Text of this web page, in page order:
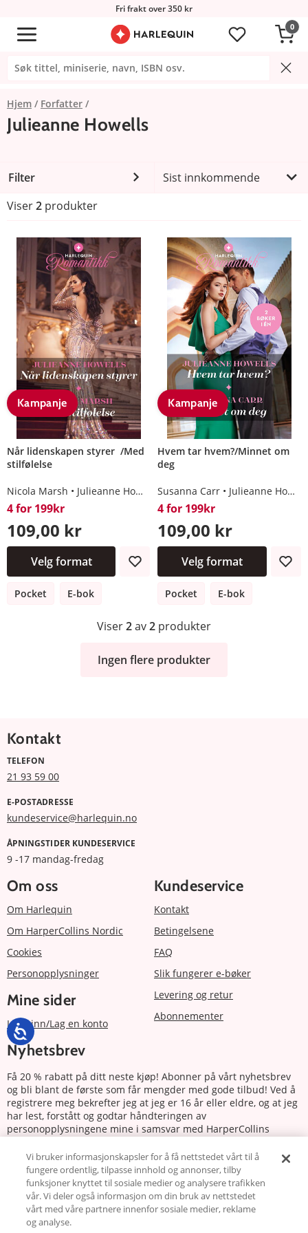
Fri frakt over 350 kr
0
Hjem Forfatter
Julieanne Howells
Filter
Sist innkommende
Viser2 produkter
Kampanje
Når lidenskapen styrer /Med
stilfølelse
Nicola Marsh Julieanne Howells
4 for 199kr
109,00 kr
Velg format
Pocket E-bok
Kampanje
Hvem tar hvem?/Minnet om
deg
Susanna Carr Julieanne Howells
4 for 199kr
109,00 kr
Velg format
Pocket E-bok
Viser2av2 produkter
Ingen flere produkter
Kontakt
TELEFON
21 93 59 00
E-POSTADRESSE
kundeservice@harlequin.no
ÅPNINGSTIDER KUNDESERVICE
9 -17 mandag-fredag
Om oss
Om Harlequin
Om HarperCollins Nordic
Cookies
Personopplysninger
Mine sider
Logg inn/Lag en konto
Kundeservice
Kontakt
Betingelsene
FAQ
Slik fungerer e-bøker
Levering og retur
Abonnementer
Nyhetsbrev
Få 20 % rabatt på ditt neste kjøp! Abonner på vårt nyhetsbrev
og bli blant de første som får mengder med gode tilbud! Ved å
registrere meg bekrefter jeg at jeg er 16 år eller eldre, og at jeg
har lest, forstått og godtar håndteringen av
personopplysningene mine i samsvar med HarperCollins
Abonnere
Følg oss
Vi bruker informasjonskapsler for å få nettstedet vårt til å
fungere ordentlig, tilpasse innhold og annonser, tilby
funksjoner knyttet til sosiale medier og analysere trafikken
vår. Vi deler også informasjon om din bruk av nettstedet
vårt med våre partnere innenfor sosiale medier, reklame
og analyse.